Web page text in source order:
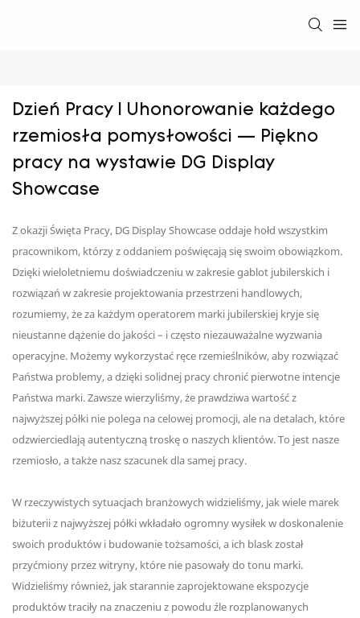
Dzień Pracy | Uhonorowanie każdego
rzemiosła pomysłowości — Piękno
pracy na wystawie DG Display
Showcase
Z okazji Święta Pracy, DG Display Showcase oddaje hołd wszystkim
pracownikom, którzy z oddaniem poświęcają się swoim obowiązkom.
Dzięki wieloletniemu doświadczeniu w zakresie gablot jubilerskich i
rozwiązań w zakresie projektowania przestrzeni handlowych,
rozumiemy, że za każdym operatorem marki jubilerskiej kryje się
nieustanne dążenie do jakości – i często niezauważalne wyzwania
operacyjne. Możemy wykorzystać ręce rzemieślników, aby rozwiązać
Państwa problemy, a dzięki solidnej pracy chronić pierwotne intencje
Państwa marki. Zawsze wierzyliśmy, że prawdziwa wartość z
najwyższej półki nie polega na celowej promocji, ale na detalach, które
odzwierciedlają autentyczną troskę o naszych klientów. To jest nasze
rzemiosło, a także nasz szacunek dla samej pracy.
W rzeczywistych sytuacjach branżowych widzieliśmy, jak wiele marek
biżuterii z najwyższej półki wkładało ogromny wysiłek w doskonalenie
swoich produktów i budowanie tożsamości, a ich blask został
przyćmiony przez witryny, które nie pasowały do ​​tonu marki.
Widzieliśmy również, jak starannie zaprojektowane ekspozycje
produktów traciły na znaczeniu z powodu źle rozplanowanych